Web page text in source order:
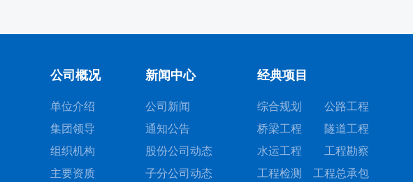
公司概况
单位介绍
集团领导
组织机构
主要资质
新闻中心
公司新闻
通知公告
股份公司动态
子分公司动态
经典项目
综合规划
公路工程
桥梁工程
隧道工程
水运工程
工程勘察
工程检测
工程总承包